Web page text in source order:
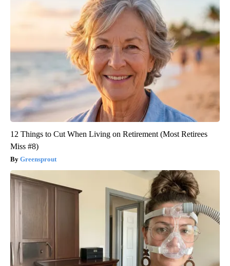
12 Things to Cut When Living on Retirement (Most Retirees
Miss #8)
Greensprout